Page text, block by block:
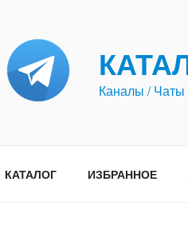
Каналы /
КАТАЛОГ ИЗБРАННОЕ